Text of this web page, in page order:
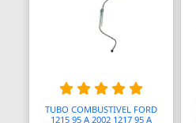
TUBO COMBUSTIVEL FORD
1215 95 A 2002 1217 95 A